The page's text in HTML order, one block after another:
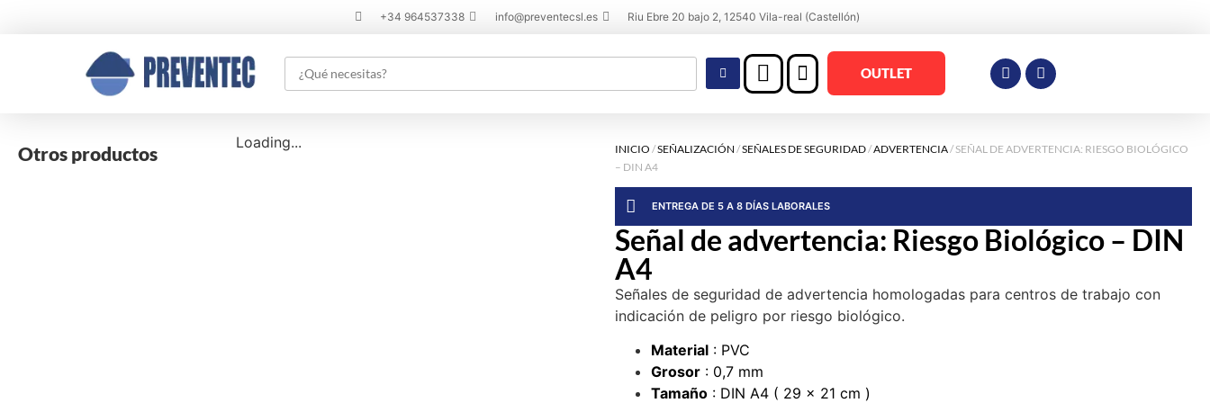
+34 964537338 info@preventecsl.es Riu Ebre 20 bajo 2, 12540 Vila-real (Castellón)
OUTLET
Otros productos Loading... INICIO /SEÑALIZACIÓN /SEÑALES DE SEGURIDAD/ADVERTENCIA/ SEÑAL DE ADVERTENCIA: RIESGO BIOLÓGICO
– DIN A4
ENTREGA DE 5 A 8 DÍAS LABORALES
Señal de advertencia: Riesgo Biológico – DIN
A4
Señales de seguridad de advertencia homologadas para centros de trabajo con
indicación de peligro por riesgo biológico.
Material: PVC
Grosor: 0,7 mm
Tamaño: DIN A4 ( 29 x 21 cm )